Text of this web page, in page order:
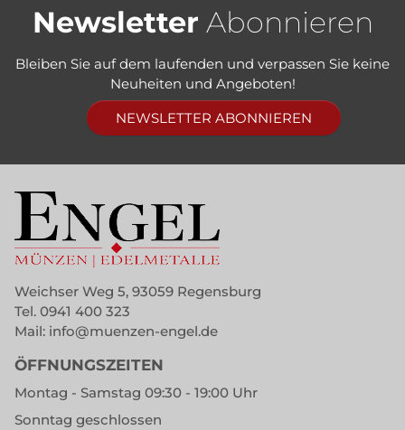
Newsletter Abonnieren
Bleiben Sie auf dem laufenden und verpassen Sie keine
Neuheiten und Angeboten!
NEWSLETTER ABONNIEREN
Weichser Weg 5, 93059 Regensburg
Tel. 0941 400 323
Mail: info@muenzen-engel.de
ÖFFNUNGSZEITEN
Montag - Samstag 09:30 - 19:00 Uhr
Sonntag geschlossen